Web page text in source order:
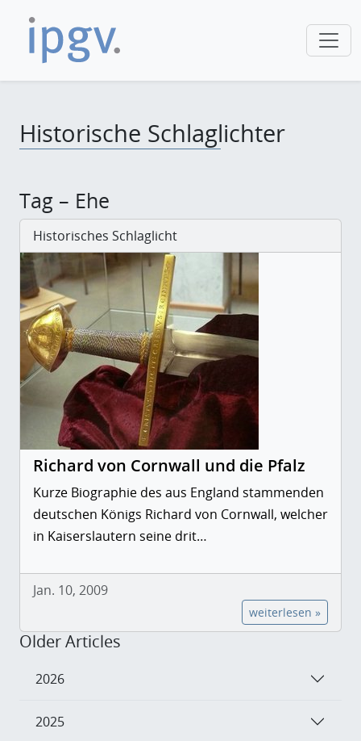
Historische Schlaglichter
Tag – Ehe
Historisches Schlaglicht
Richard von Cornwall und die Pfalz
Kurze Biographie des aus England stammenden
deutschen Königs Richard von Cornwall, welcher
in Kaiserslautern seine drit…
Jan. 10, 2009
weiterlesen »
Older Articles
2026
2025